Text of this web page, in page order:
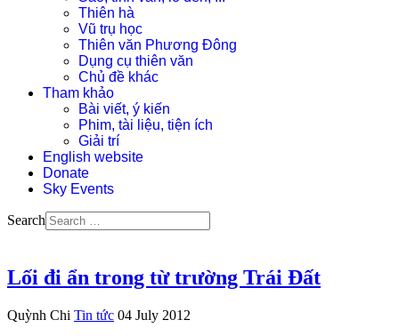
Thiên hà
Vũ trụ học
Thiên văn Phương Đông
Dụng cụ thiên văn
Chủ đề khác
Tham khảo
Bài viết, ý kiến
Phim, tài liệu, tiện ích
Giải trí
English website
Donate
Sky Events
Search
Lối đi ẩn trong từ trường Trái Đất
Quỳnh Chi Tin tức 04 July 2012